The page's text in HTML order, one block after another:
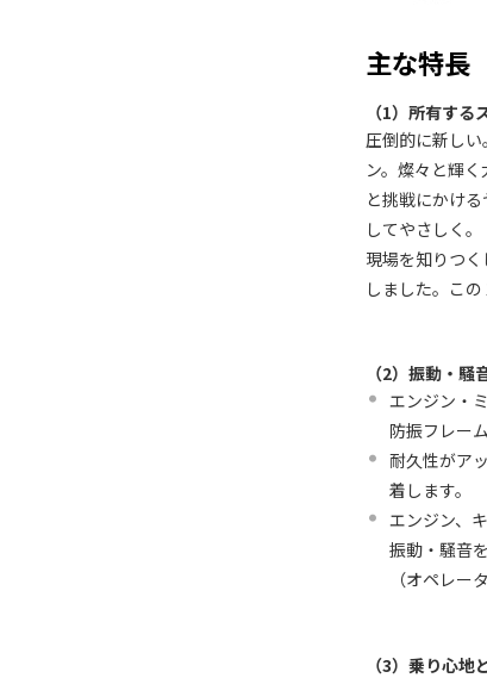
主な特長
（1）所有する
圧倒的に新し
ン。燦々と輝
と挑戦にかけ
してやさしく。
現場を知りつ
しました。こ
（2）振動・
エンジン・
防振フレー
耐久性がア
着します。
エンジン、
振動・騒音
（オペレー
（3）乗り心